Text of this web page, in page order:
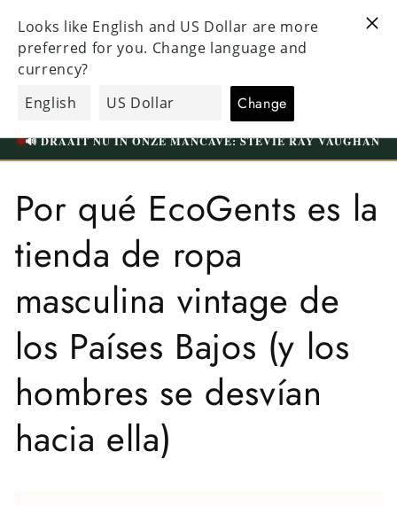
contenidoVISITE NUESTRA TIENDA ÚNICA EN TILBURG
WESTERMARKT | APARCAMIENTO GRATUITO
EcoGents
📍 WESTERMARKT 35A | TILBURG
🔊 DRAAIT NU IN ONZE MANCAVE: STEVIE RAY VAUGHAN
Por qué EcoGents es la
tienda de ropa
masculina vintage de
los Países Bajos (y los
hombres se desvían
hacia ella)